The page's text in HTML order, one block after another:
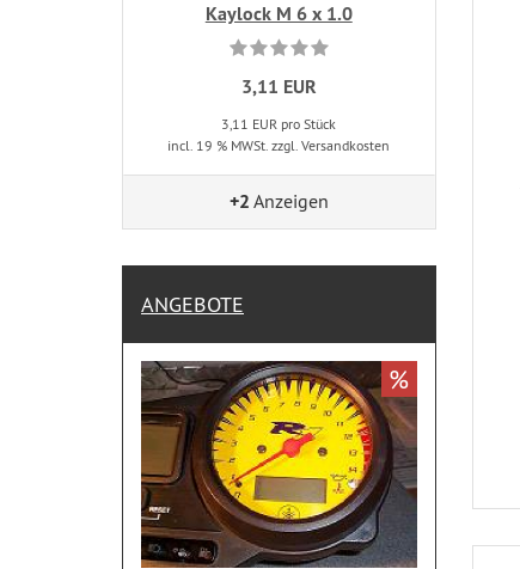
Kaylock M 6 x 1.0
3,11 EUR
3,11 EUR pro Stück
incl. 19 % MWSt. zzgl. Versandkosten
+2 Anzeigen
ANGEBOTE
%